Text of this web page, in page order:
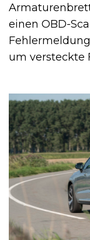
einen OBD-
um versteckte